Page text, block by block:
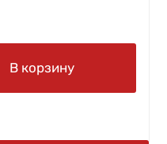
В корзину